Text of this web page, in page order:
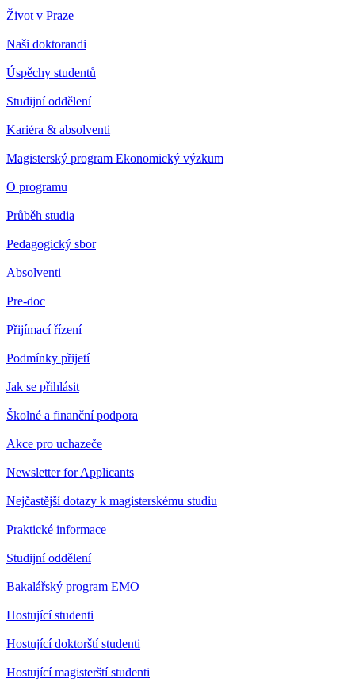
Život v Praze
Naši doktorandi
Úspěchy studentů
Studijní oddělení
Kariéra & absolventi
Magisterský program Ekonomický výzkum
O programu
Průběh studia
Pedagogický sbor
Absolventi
Pre-doc
Přijímací řízení
Podmínky přijetí
Jak se přihlásit
Školné a finanční podpora
Akce pro uchazeče
Newsletter for Applicants
Nejčastější dotazy k magisterskému studiu
Praktické informace
Studijní oddělení
Bakalářský program EMO
Hostující studenti
Hostující doktorští studenti
Hostující magisterští studenti